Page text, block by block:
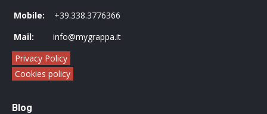
Mobile:
+39.338.3776366
Mail:
info@mygrappa.it
Privacy Policy
Cookies policy
Blog